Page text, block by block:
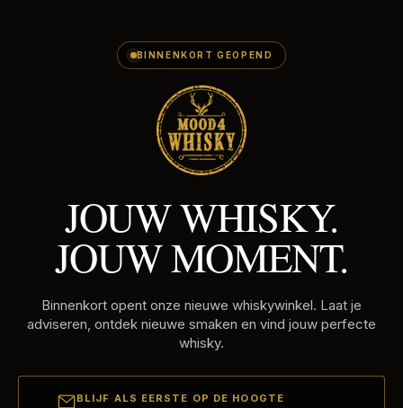
BINNENKORT GEOPEND
JOUW WHISKY.
JOUW MOMENT.
Binnenkort opent onze nieuwe whiskywinkel. Laat je
adviseren, ontdek nieuwe smaken en vind jouw perfecte
whisky.
BLIJF ALS EERSTE OP DE HOOGTE